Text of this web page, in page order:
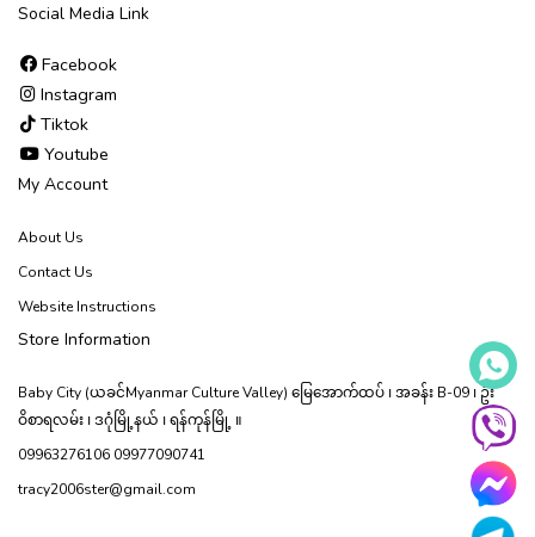
Social Media Link
Facebook
Instagram
Tiktok
Youtube
My Account
About Us
Contact Us
Website Instructions
Store Information
Baby City (ယခင်Myanmar Culture Valley) မြေ‌အောက်ထပ် ၊ အခန်း B-09 ၊ ဦး
ဝိစာရလမ်း ၊ ဒဂုံမြို့နယ် ၊ ရန်ကုန်မြို့ ။
09963276106 09977090741
tracy2006ster@gmail.com